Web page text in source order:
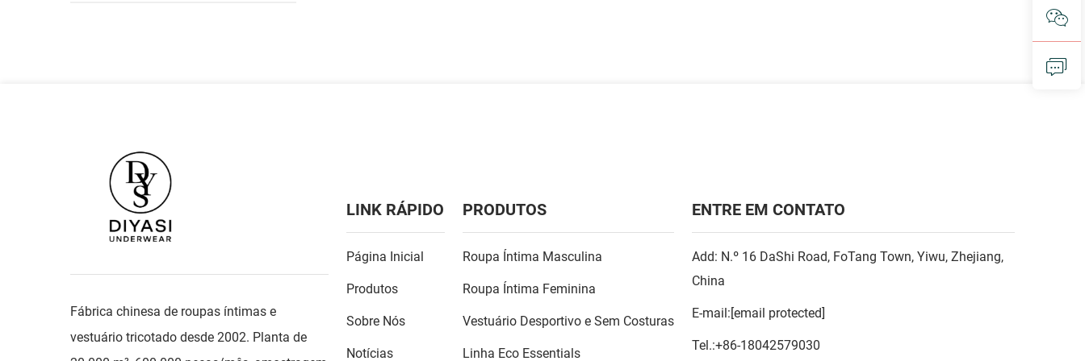
Fábrica chinesa de roupas íntimas e
vestuário tricotado desde 2002. Planta de
LINK RÁPIDO
Página Inicial
Produtos
Sobre Nós
Notícias
PRODUTOS
Roupa Íntima Masculina
Roupa Íntima Feminina
Vestuário Desportivo e Sem Costuras
Linha Eco Essentials
ENTRE EM CONTATO
Add: N.º 16 DaShi Road, FoTang Town, Yiwu, Zhejiang,
China
E-mail:[email protected]
Tel.:+86-18042579030